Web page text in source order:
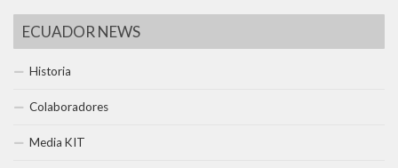
ECUADOR NEWS
Historia
Colaboradores
Media KIT